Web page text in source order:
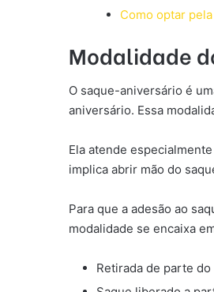
Como optar
Modalidade
O saque-aniversário é
aniversário. Essa
Ela atende
implica abrir mão do
Para que a adesão ao
modalidade se encaixa
Retirada de parte